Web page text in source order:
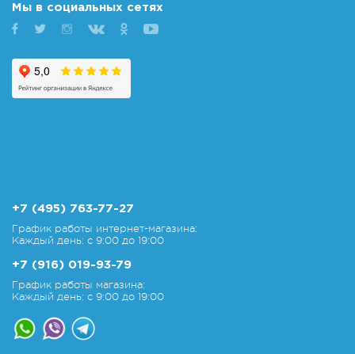
Мы в социальных сетях
+7 (495) 763-77-27
График работы интернет-магазина:
Каждый день: с 9:00 до 19:00
+7 (916) 019-93-79
График работы магазина:
Каждый день: с 9:00 до 19:00